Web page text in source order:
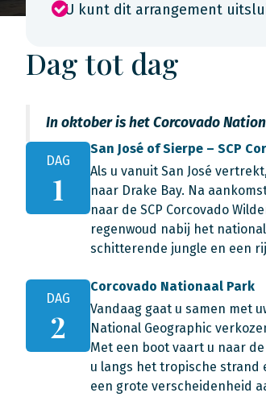
U kunt dit arrangement
Dag tot dag
In oktober is het Corcovado
DAG
1
San José of Sierpe – SCP
Als u vanuit San José
naar Drake Bay. Na
naar de SCP Corcovado
regenwoud nabij het
schitterende jungle en een
DAG
2
Corcovado Nationaal Park
Vandaag gaat u samen met
National Geographic
Met een boot vaart u naar
u langs het tropische strand
een grote verscheidenheid